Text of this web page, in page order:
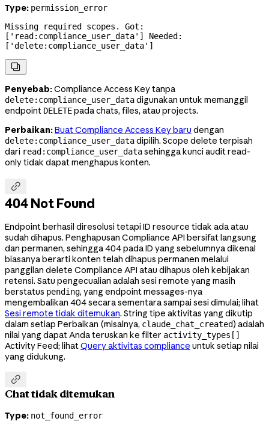
Type: permission_error
Missing required scopes. Got:
['read:compliance_user_data'] Needed:
['delete:compliance_user_data']

Penyebab:Compliance Access Key tanpa
delete:compliance_user_datadigunakan untuk memanggil
endpoint DELETEpada chats, files, atau projects.
Perbaikan:Buat Compliance Access Key baru dengan
delete:compliance_user_datadipilih. Scope delete terpisah
dari read:compliance_user_datasehingga kunci audit read-
only tidak dapat menghapus konten.

404 Not Found
Endpoint berhasil diresolusi tetapi ID resource tidak ada atau
sudah dihapus. Penghapusan Compliance API bersifat langsung
dan permanen, sehingga 404 pada ID yang sebelumnya dikenal
biasanya berarti konten telah dihapus permanen melalui
panggilan delete Compliance API atau dihapus oleh kebijakan
retensi. Satu pengecualian adalah sesi remote yang masih
berstatus pending, yang endpoint messages-nya
mengembalikan 404 secara sementara sampai sesi dimulai; lihat
Sesi remote tidak ditemukan. String tipe aktivitas yang dikutip
dalam setiap Perbaikan (misalnya, claude_chat_created) adalah
nilai yang dapat Anda teruskan ke filter activity_types[]
Activity Feed; lihatQuery aktivitas compliance untuk setiap nilai
yang didukung.

Chat tidak ditemukan
Type: not_found_error